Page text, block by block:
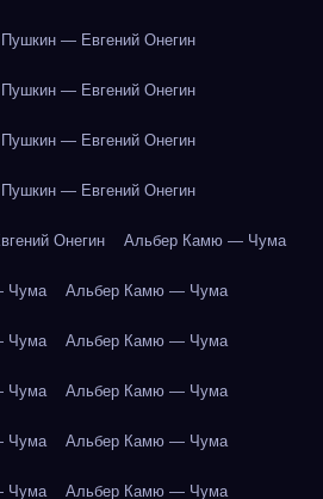
— Евгений Онегин
— Евгений Онегин
— Евгений Онегин
— Евгений Онегин
Онегин Альбер Камю — Чума
Чума Альбер Камю — Чума
Чума Альбер Камю — Чума
Чума Альбер Камю — Чума
Чума Альбер Камю — Чума
Чума Альбер Камю — Чума